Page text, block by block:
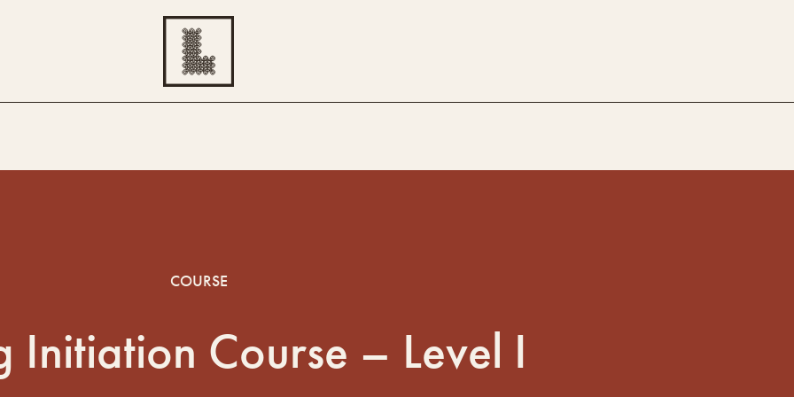
COURSE
Initiation Course – Level I